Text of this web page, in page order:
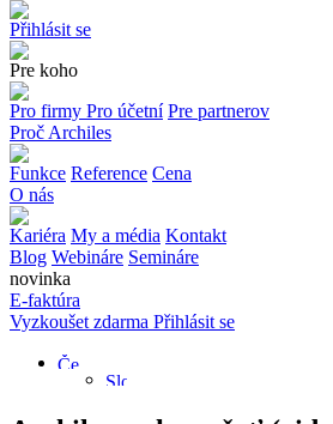
Přihlásit se
Pre koho
Pro firmy Pro účetní Pre partnerov
Proč Archiles
Funkce Reference Cena
O nás
Kariéra My a média Kontakt
Blog Webináre Semináre
novinka
E-faktúra
Vyzkoušet zdarma Přihlásit se